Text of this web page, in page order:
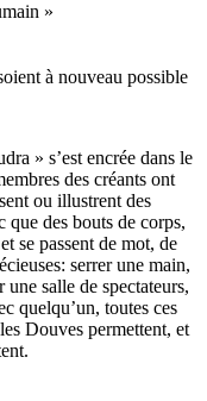
»
à nouveau possible
» s’est encrée dans le
des créants ont
ou illustrent des
que des bouts de corps,
se passent de mot, de
serrer une main,
salle de spectateurs,
quelqu’un, toutes ces
Douves permettent, et